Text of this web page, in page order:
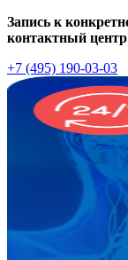
Запись к
контактный
+7 (495) 190-03-03